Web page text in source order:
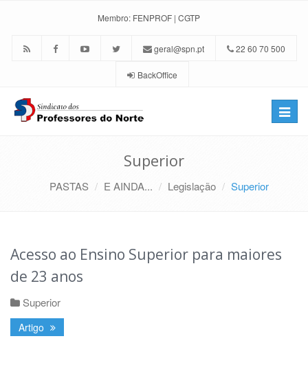
Membro: FENPROF | CGTP
geral@spn.pt 22 60 70 500
BackOffice
Toggle
Superior
PASTAS E AINDA... Legislação Superior
Acesso ao Ensino Superior para maiores
de 23 anos
Superior
Artigo